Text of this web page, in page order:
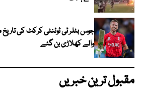
جوس بٹلر ٹی ٹوئنٹی کرکٹ کی
والے کھلاڑی بن گئے
مقبول ترین خبریں